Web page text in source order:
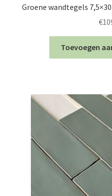
Groene wandtegels
€
Toevoegen